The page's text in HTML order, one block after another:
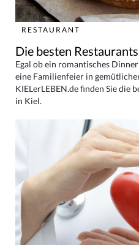
RESTAURANT
Die besten Restaurants
Egal ob ein romantisches
eine Familienfeier in
KIELerLEBEN.de finden Sie die
in Kiel.